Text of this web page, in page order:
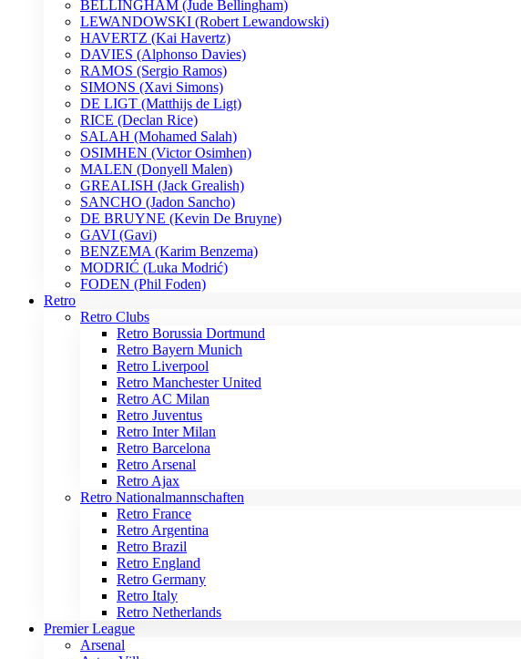
BELLINGHAM (Jude Bellingham)
LEWANDOWSKI (Robert Lewandowski)
HAVERTZ (Kai Havertz)
DAVIES (Alphonso Davies)
RAMOS (Sergio Ramos)
SIMONS (Xavi Simons)
DE LIGT (Matthijs de Ligt)
RICE (Declan Rice)
SALAH (Mohamed Salah)
OSIMHEN (Victor Osimhen)
MALEN (Donyell Malen)
GREALISH (Jack Grealish)
SANCHO (Jadon Sancho)
DE BRUYNE (Kevin De Bruyne)
GAVI (Gavi)
BENZEMA (Karim Benzema)
MODRIĆ (Luka Modrić)
FODEN (Phil Foden)
Retro
Retro Clubs
Retro Borussia Dortmund
Retro Bayern Munich
Retro Liverpool
Retro Manchester United
Retro AC Milan
Retro Juventus
Retro Inter Milan
Retro Barcelona
Retro Arsenal
Retro Ajax
Retro Nationalmannschaften
Retro France
Retro Argentina
Retro Brazil
Retro England
Retro Germany
Retro Italy
Retro Netherlands
Premier League
Arsenal